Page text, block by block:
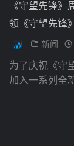
《守望先锋
领《守望先锋
新闻
为了庆祝《守
加入一系列全